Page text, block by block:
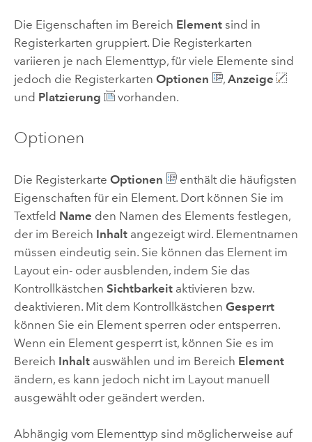
Die Eigenschaften im Bereich Elementsind in
Registerkarten gruppiert. Die Registerkarten
variieren je nach Elementtyp, für viele Elemente sind
jedoch die Registerkarten Optionen , Anzeige
und Platzierung vorhanden.
Optionen
Die Registerkarte Optionen
enthält die häufigsten
Eigenschaften für ein Element. Dort können Sie im
Textfeld Name den Namen des Elements festlegen,
der im Bereich Inhaltangezeigt wird. Elementnamen
müssen eindeutig sein. Sie können das Element im
Layout ein- oder ausblenden, indem Sie das
Kontrollkästchen Sichtbarkeitaktivieren bzw.
deaktivieren. Mit dem Kontrollkästchen Gesperrt
können Sie ein Element sperren oder entsperren.
Wenn ein Element gesperrt ist, können Sie es im
Bereich Inhaltauswählen und im Bereich Element
ändern, es kann jedoch nicht im Layout manuell
ausgewählt oder geändert werden.
Abhängig vom Elementtyp sind möglicherweise auf